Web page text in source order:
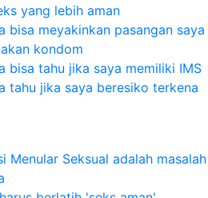
yang lebih aman
bisa meyakinkan pasangan saya
kondom
bisa tahu jika saya memiliki IMS
tahu jika saya beresiko terkena
Menular Seksual adalah masalah